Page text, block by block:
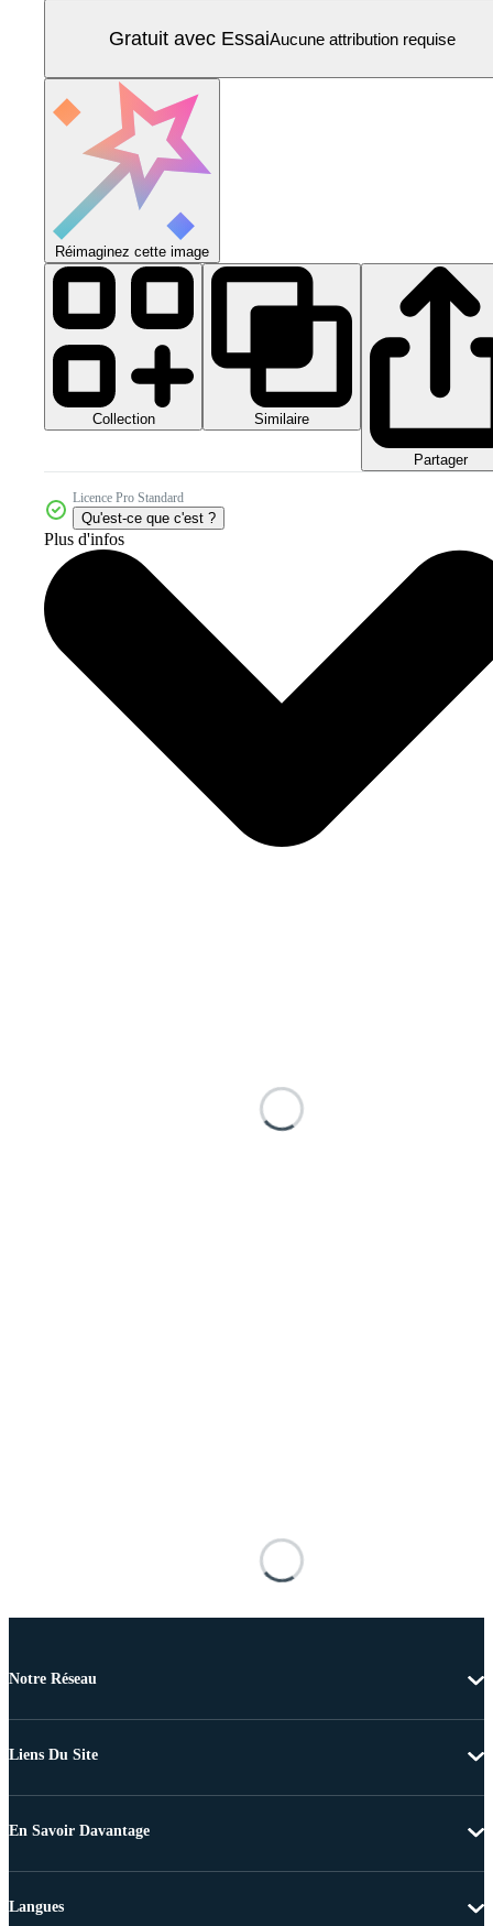
Gratuit avec EssaiAucune attribution requise
Réimaginez cette image
Collection Similaire
Partager
Licence Pro Standard
Qu'est-ce que c'est ?
Plus d'infos
Notre Réseau
Liens Du Site
En Savoir Davantage
Langues